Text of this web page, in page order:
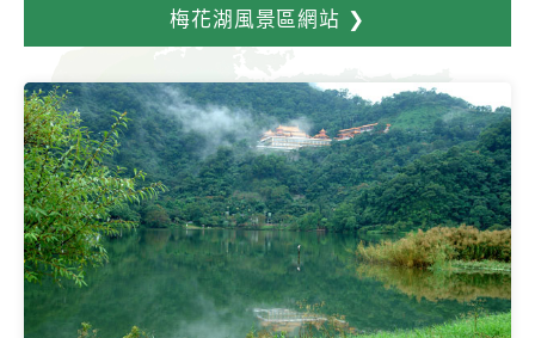
梅花湖風景區網站